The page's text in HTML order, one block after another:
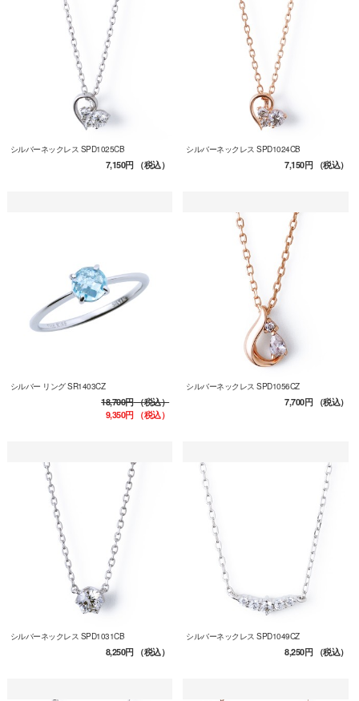
シルバーネックレス SPD1025CB
7,150円（税込）
シルバーネックレス SPD1024CB
7,150円（税込）
シルバー リング SR1403CZ
18,700円（税込）
9,350円（税込）
シルバーネックレス SPD1056CZ
7,700円（税込）
シルバーネックレス SPD1031CB
8,250円（税込）
シルバーネックレス SPD1049CZ
8,250円（税込）